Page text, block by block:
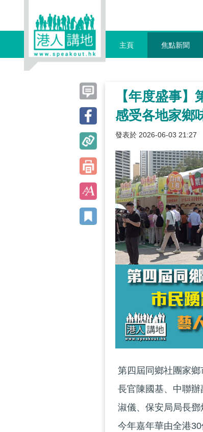
主頁 焦點新聞
【年度盛事
感受各地家鄉
發表於 2026-06-03 21:27
第四屆同鄉社團家
長官陳國基、中聯
淑儀、保安局局長
今年嘉年華由全港